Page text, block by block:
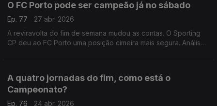
O FC Porto pode ser campeão já no sábado
Ep. 77
27 abr. 2026
A reviravolta do fim de semana mudou as contas. O Sporting
CP deu ao FC Porto uma posição cimeira mais segura. Análise
A quatro jornadas do fim, como está o
Campeonato?
Ep. 76
24 abr. 2026